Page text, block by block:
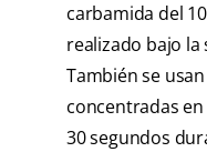
carbamida del
realizado bajo
También se
concentradas
30 segundos